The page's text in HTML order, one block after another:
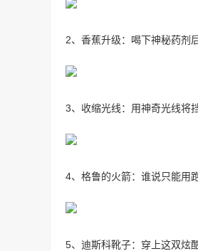
2、香蕉升级：喝下神秘药剂
3、收缩光线：用神奇光线将
4、格鲁的火箭：谁说只能用
5、迪斯科靴子：穿上这双炫